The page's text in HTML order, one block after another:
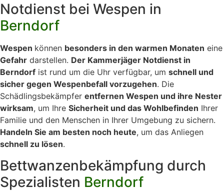
Notdienst bei Wespen in
Berndorf
Wespen können besonders in den warmen Monaten eine
Gefahr darstellen. Der Kammerjäger Notdienst in
Berndorf ist rund um die Uhr verfügbar, um schnell und
sicher gegen Wespenbefall vorzugehen. Die
Schädlingsbekämpfer entfernen Wespen und ihre Nester
wirksam, um Ihre Sicherheit und das Wohlbefinden Ihrer
Familie und den Menschen in Ihrer Umgebung zu sichern.
Handeln Sie am besten noch heute, um das Anliegen
schnell zu lösen.
Bettwanzenbekämpfung durch
Spezialisten Berndorf